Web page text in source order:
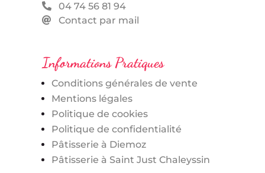
04 74 56 81 94
Contact par mail
Informations Pratiques
Conditions générales de vente
Mentions légales
Politique de cookies
Politique de confidentialité
Pâtisserie à Diemoz
Pâtisserie à Saint Just Chaleyssin